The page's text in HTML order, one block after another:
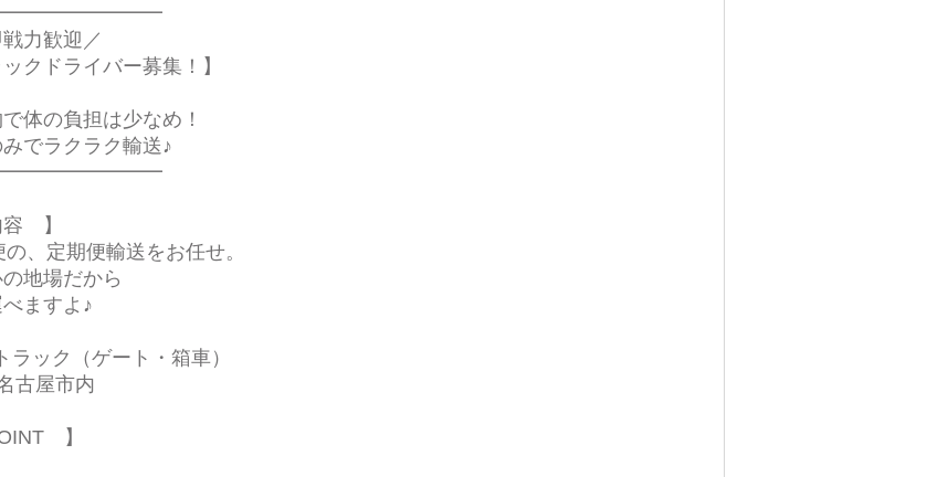
歓迎／
ックドライバー募集！】
体の負担は少なめ！
でラクラク輸送♪
】
、定期便輸送をお任せ。
地場だから
ますよ♪
ラック（ゲート・箱車）
古屋市内
】